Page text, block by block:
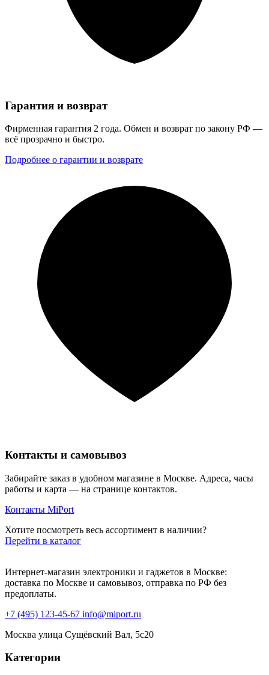
Гарантия и возврат
Фирменная гарантия 2 года. Обмен и возврат по закону РФ —
всё прозрачно и быстро.
Подробнее о гарантии и возврате
Контакты и самовывоз
Забирайте заказ в удобном магазине в Москве. Адреса, часы
работы и карта — на странице контактов.
Контакты MiPort
Хотите посмотреть весь ассортимент в наличии?
Перейти в каталог
Интернет-магазин электроники и гаджетов в Москве:
доставка по Москве и самовывоз, отправка по РФ без
предоплаты.
+7 (495) 123-45-67 info@miport.ru
Москва улица Сущёвский Вал, 5с20
Категории